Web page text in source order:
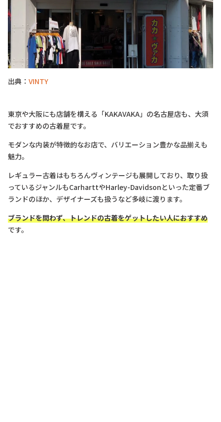
出典： VINTY
東京や大阪にも店舗を構える「KAKAVAKA」の名古屋店も、大須
でおすすめの古着屋です。
モダンな内装が特徴的なお店で、バリエーション豊かな品揃えも
魅力。
レギュラー古着はもちろんヴィンテージも展開しており、取り扱
っているジャンルもCarharttやHarley-Davidsonといった定番ブ
ランドのほか、デザイナーズも扱うなど多岐に渡ります。
ブランドを問わず、トレンドの古着をゲットしたい人におすすめ
です。